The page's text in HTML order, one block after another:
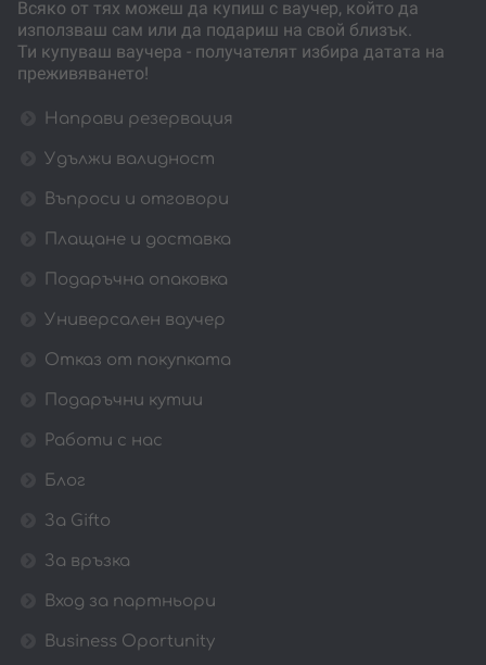
Всяко от тях можеш да купиш с ваучер, който да
използваш сам или да подариш на свой близък.
Ти купуваш ваучера - получателят избира датата на
преживяването!
Направи резервация
Удължи валидност
Въпроси и отговори
Плащане и доставка
Подаръчна опаковка
Универсален ваучер
Отказ от покупката
Подаръчни кутии
Работи с нас
Блог
За Gifto
За връзка
Вход за партньори
Business Oportunity